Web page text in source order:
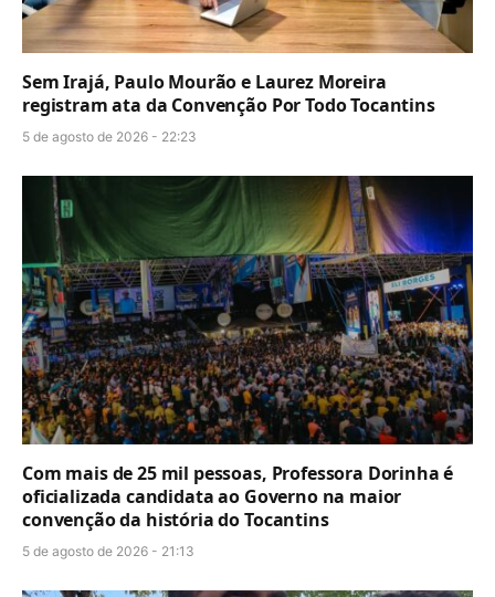
Sem Irajá, Paulo Mourão e Laurez Moreira
registram ata da Convenção Por Todo Tocantins
5 de agosto de 2026 - 22:23
Com mais de 25 mil pessoas, Professora Dorinha é
oficializada candidata ao Governo na maior
convenção da história do Tocantins
5 de agosto de 2026 - 21:13